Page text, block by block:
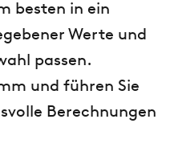
besten in ein
Werte und
passen.
und führen Sie
Berechnungen